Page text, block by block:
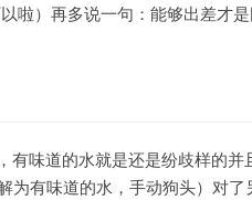
啦）再多说一句：能够出差才
味道的水就是还是纷歧样的并
为有味道的水，手动狗头）对了